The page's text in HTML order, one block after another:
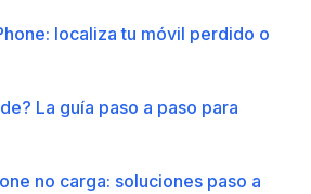
localiza tu móvil perdido o
La guía paso a paso para
no carga: soluciones paso a